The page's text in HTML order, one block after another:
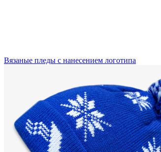
Вязаные пледы с нанесением логотипа